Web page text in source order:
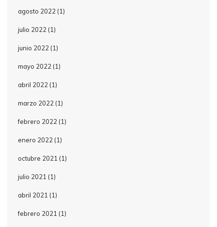
agosto 2022 (1)
julio 2022 (1)
junio 2022 (1)
mayo 2022 (1)
abril 2022 (1)
marzo 2022 (1)
febrero 2022 (1)
enero 2022 (1)
octubre 2021 (1)
julio 2021 (1)
abril 2021 (1)
febrero 2021 (1)